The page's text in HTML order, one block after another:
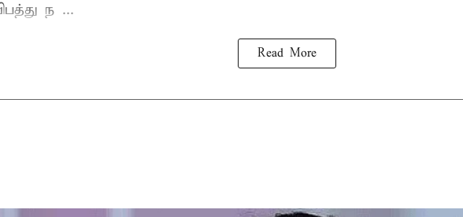
ந ...
Read More